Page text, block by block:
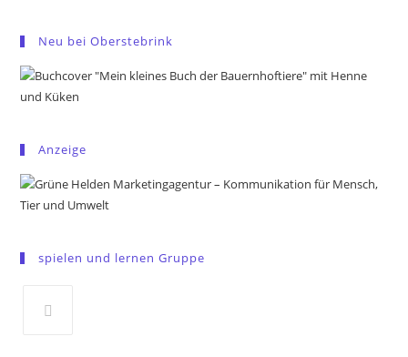
Neu bei Oberstebrink
Anzeige
spielen und lernen Gruppe